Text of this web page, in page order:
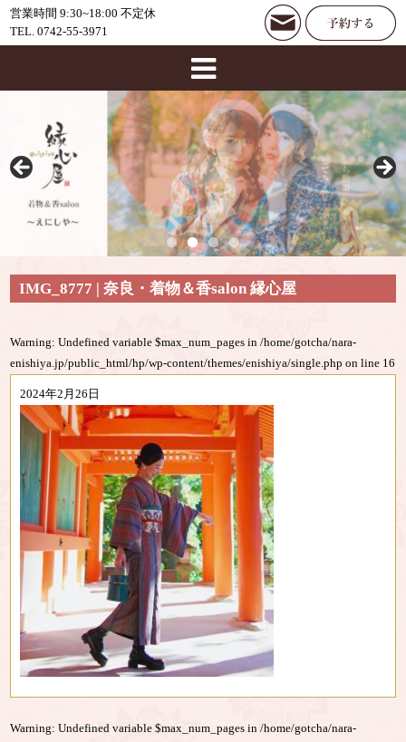
営業時間 9:30~18:00 不定休
TEL. 0742-55-3971
IMG_8777 | 奈良・着物＆香salon 縁心屋
Warning: Undefined variable $max_num_pages in/home/gotcha/nara-
enishiya.jp/public_html/hp/wp-content/themes/enishiya/single.php on line 16
2024年2月26日
Warning: Undefined variable $max_num_pages in/home/gotcha/nara-